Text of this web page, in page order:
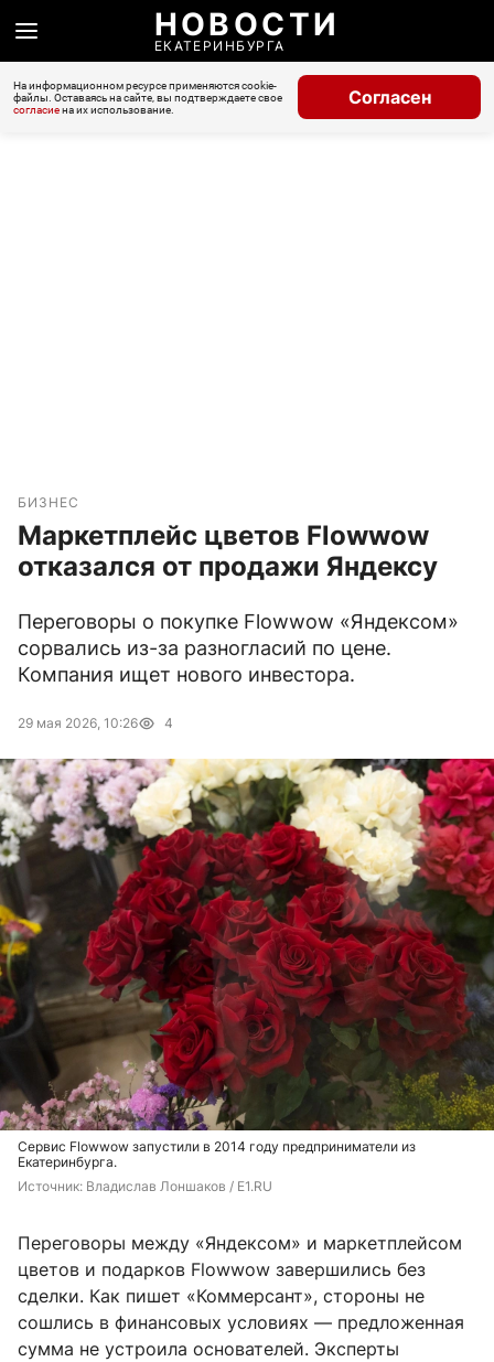
НОВОСТИ
ЕКАТЕРИНБУРГА
На информационном ресурсе применяются cookie-
файлы. Оставаясь на сайте, вы подтверждаете свое
согласиена их использование.
Согласен
БИЗНЕС
Маркетплейс цветов Flowwow
отказался от продажи Яндексу
Переговоры о покупке Flowwow «Яндексом»
сорвались из-за разногласий по цене.
Компания ищет нового инвестора.
29 мая 2026, 10:26 4
Сервис Flowwow запустили в 2014 году предприниматели из
Екатеринбурга.
Источник: Владислав Лоншаков / E1.RU
Переговоры между «Яндексом» и маркетплейсом
цветов и подарков Flowwow завершились без
сделки. Как пишет «Коммерсант», стороны не
сошлись в финансовых условиях — предложенная
сумма не устроила основателей. Эксперты